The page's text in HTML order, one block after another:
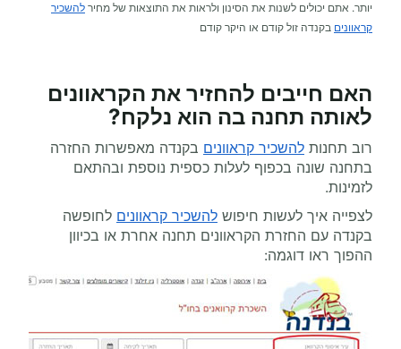
יותר. אתם יכולים לשנות את הסינון ולראות את התוצאות של מחיר להשכיר
קראוונים בקנדה זול קודם או היקר קודם
האם חייבים להחזיר את הקראוונים
לאותה תחנה בה הוא נלקח?
רוב תחנות להשכיר קראוונים בקנדה מאפשרות החזרה
בתחנה שונה בכפוף לעלות כספית נוספת ובהתאם
לזמינות.
לצפייה איך לעשות חיפוש להשכיר קראוונים לחופשה
בקנדה עם החזרת הקראוונים תחנה אחרת או בכיוון
ההפוך ראו דוגמה: